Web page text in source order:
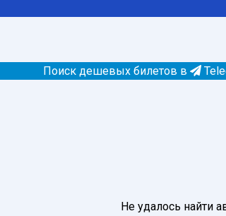
Поиск дешевых билетов в
Не удалось найти